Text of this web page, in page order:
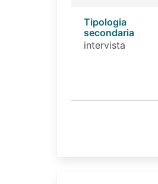
Tipologia
secondaria
intervista